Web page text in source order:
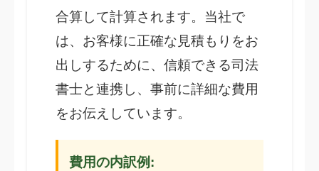
合算して計算されます。当社で
は、お客様に正確な見積もりをお
出しするために、信頼できる司法
書士と連携し、事前に詳細な費用
をお伝えしています。
費用の内訳例: